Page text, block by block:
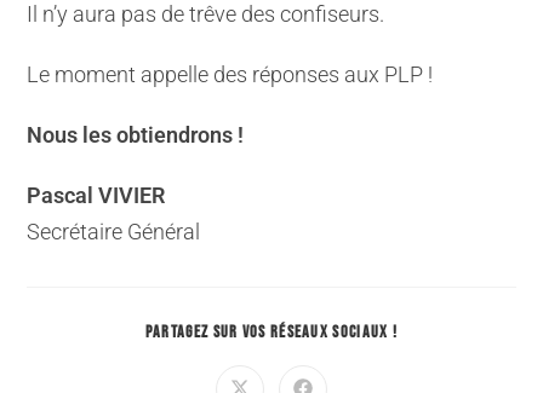
Il n’y aura pas de trêve des confiseurs.
Le moment appelle des réponses aux PLP !
Nous les obtiendrons !
Pascal VIVIER
Secrétaire Général
PARTAGEZ SUR VOS RÉSEAUX SOCIAUX !